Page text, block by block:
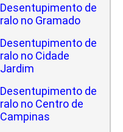
Desentupimento de
ralo no Gramado
Desentupimento de
ralo no Cidade
Jardim
Desentupimento de
ralo no Centro de
Campinas